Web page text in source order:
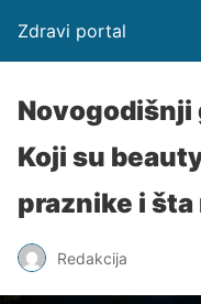
Zdravi portal
Novogodišnji
Koji su
praznike i šta
Redakcija